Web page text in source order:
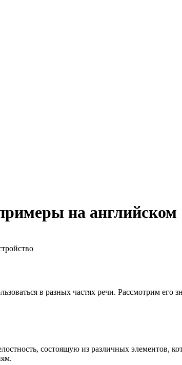
на английском
в разных частях речи. Рассмотрим
состоящую из различных элементов,